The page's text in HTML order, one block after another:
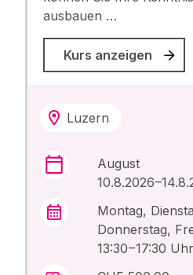
ausbauen …
Kurs anzeigen
Luzern
August
10.8.2026
Montag,
Donnerstag,
13:30 – 17:30 Uhr